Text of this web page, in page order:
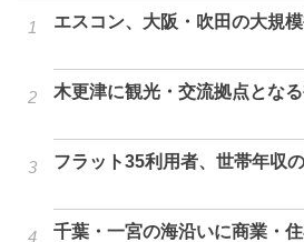
エスコン、大阪・吹田の大規
木更津に観光・交流拠点とな
フラット35利用者、世帯年収
千葉・一宮の海沿いに商業・